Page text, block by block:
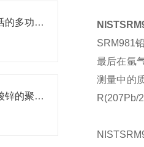
聚氨酯泡沫：贴近生活的多功能柔性材料
二乙基二硫代氨基甲酸锌的聚氨酯膜：功能性复合薄膜的研究应用
SRM981
最后在氩
测量中的
R(207Pb/